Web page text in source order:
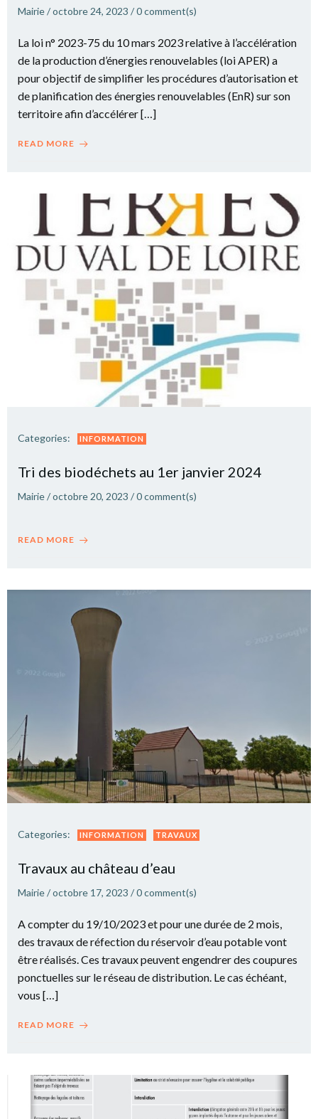
Mairie/octobre 24, 2023 /0comment(s)
La loi n° 2023-75 du 10 mars 2023 relative à l’accélération
de la production d’énergies renouvelables (loi APER) a
pour objectif de simplifier les procédures d’autorisation et
de planification des énergies renouvelables (EnR) sur son
territoire afin d’accélérer […]
READ MORE
Categories: INFORMATION
Tri des biodéchets au 1er janvier 2024
Mairie/octobre 20, 2023 /0comment(s)
READ MORE
Categories: INFORMATION TRAVAUX
Travaux au château d’eau
Mairie/octobre 17, 2023 /0comment(s)
A compter du 19/10/2023 et pour une durée de 2 mois,
des travaux de réfection du réservoir d’eau potable vont
être réalisés. Ces travaux peuvent engendrer des coupures
ponctuelles sur le réseau de distribution. Le cas échéant,
vous […]
READ MORE